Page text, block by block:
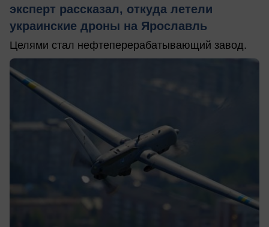
эксперт рассказал, откуда летели
украинские дроны на Ярославль
Целями стал нефтеперерабатывающий завод.